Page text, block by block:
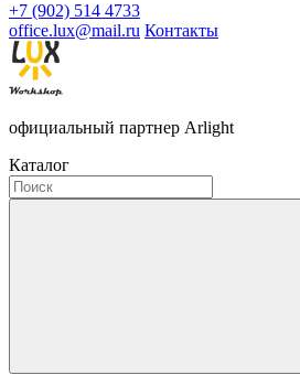
+7 (902) 514 4733
office.lux@mail.ru Контакты
официальный партнер Arlight
Каталог